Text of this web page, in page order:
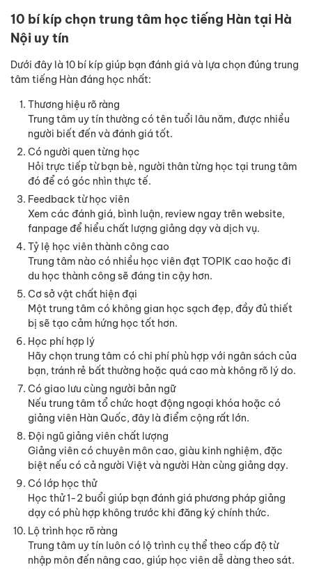
10 bí kíp chọn trung tâm học tiếng Hàn tại Hà
Nội uy tín
Dưới đây là 10 bí kíp giúp bạn đánh giá và lựa chọn đúng trung
tâm tiếng Hàn đáng học nhất:
Thương hiệu rõ ràng
Trung tâm uy tín thường có tên tuổi lâu năm, được nhiều
người biết đến và đánh giá tốt.
Có người quen từng học
Hỏi trực tiếp từ bạn bè, người thân từng học tại trung tâm
đó để có góc nhìn thực tế.
Feedback từ học viên
Xem các đánh giá, bình luận, review ngay trên website,
fanpage để hiểu chất lượng giảng dạy và dịch vụ.
Tỷ lệ học viên thành công cao
Trung tâm nào có nhiều học viên đạt TOPIK cao hoặc đi
du học thành công sẽ đáng tin cậy hơn.
Cơ sở vật chất hiện đại
Một trung tâm có không gian học sạch đẹp, đầy đủ thiết
bị sẽ tạo cảm hứng học tốt hơn.
Học phí hợp lý
Hãy chọn trung tâm có chi phí phù hợp với ngân sách của
bạn, tránh rẻ bất thường hoặc quá cao mà không rõ lý do.
Có giao lưu cùng người bản ngữ
Nếu trung tâm tổ chức hoạt động ngoại khóa hoặc có
giảng viên Hàn Quốc, đây là điểm cộng rất lớn.
Đội ngũ giảng viên chất lượng
Giảng viên có chuyên môn cao, giàu kinh nghiệm, đặc
biệt nếu có cả người Việt và người Hàn cùng giảng dạy.
Có lớp học thử
Học thử 1-2 buổi giúp bạn đánh giá phương pháp giảng
dạy có phù hợp không trước khi đăng ký chính thức.
Lộ trình học rõ ràng
Trung tâm uy tín luôn có lộ trình cụ thể theo cấp độ từ
nhập môn đến nâng cao, giúp học viên dễ dàng theo sát.